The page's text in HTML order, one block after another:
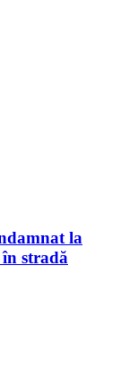
la
în stradă